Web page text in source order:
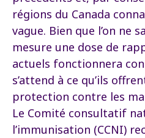
régions du Canada
vague. Bien que l’on ne
mesure une dose de
actuels fonctionnera
s’attend à ce qu’ils
protection contre les
Le Comité consultatif
l’immunisation (CCNI)